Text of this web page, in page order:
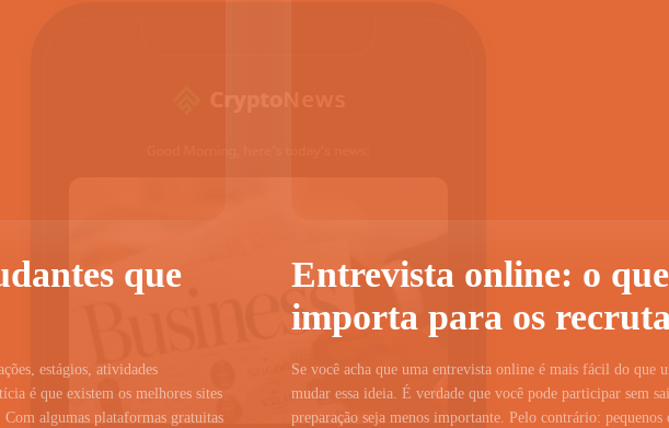
que
estágios, atividades
é que existem os melhores sites
algumas plataformas gratuitas
Entrevista online: o
importa para os
Se você acha que uma entrevista online é mais fácil do que
mudar essa ideia. É verdade que você pode participar sem
preparação seja menos importante. Pelo contrário: pequenos